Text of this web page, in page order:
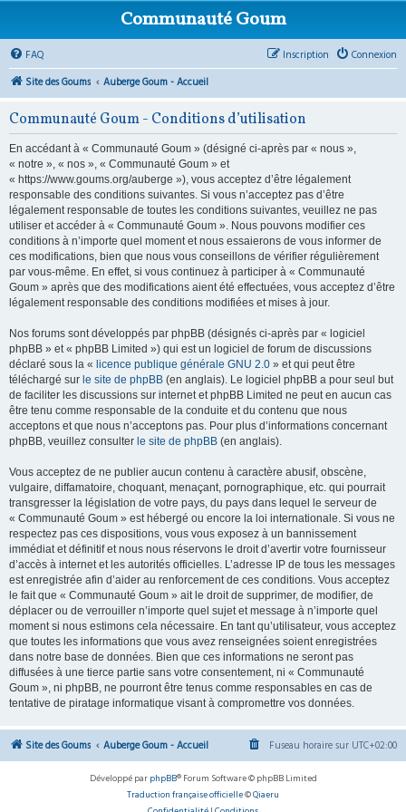
Communauté Goum
FAQ Connexion
Inscription
Site des Goums
Auberge Goum - Accueil
Communauté Goum - Conditions d’utilisation
En accédant à « Communauté Goum » (désigné ci-après par « nous »,
« notre », « nos », « Communauté Goum » et
« https://www.goums.org/auberge »), vous acceptez d’être légalement
responsable des conditions suivantes. Si vous n’acceptez pas d’être
légalement responsable de toutes les conditions suivantes, veuillez ne pas
utiliser et accéder à « Communauté Goum ». Nous pouvons modifier ces
conditions à n’importe quel moment et nous essaierons de vous informer de
ces modifications, bien que nous vous conseillons de vérifier régulièrement
par vous-même. En effet, si vous continuez à participer à « Communauté
Goum » après que des modifications aient été effectuées, vous acceptez d’être
légalement responsable des conditions modifiées et mises à jour.
Nos forums sont développés par phpBB (désignés ci-après par « logiciel
phpBB » et « phpBB Limited ») qui est un logiciel de forum de discussions
déclaré sous la « licence publique générale GNU 2.0 » et qui peut être
téléchargé sur le site de phpBB (en anglais). Le logiciel phpBB a pour seul but
de faciliter les discussions sur internet et phpBB Limited ne peut en aucun cas
être tenu comme responsable de la conduite et du contenu que nous
acceptons et que nous n’acceptons pas. Pour plus d’informations concernant
phpBB, veuillez consulter le site de phpBB (en anglais).
Vous acceptez de ne publier aucun contenu à caractère abusif, obscène,
vulgaire, diffamatoire, choquant, menaçant, pornographique, etc. qui pourrait
transgresser la législation de votre pays, du pays dans lequel le serveur de
« Communauté Goum » est hébergé ou encore la loi internationale. Si vous ne
respectez pas ces dispositions, vous vous exposez à un bannissement
immédiat et définitif et nous nous réservons le droit d’avertir votre fournisseur
d’accès à internet et les autorités officielles. L’adresse IP de tous les messages
est enregistrée afin d’aider au renforcement de ces conditions. Vous acceptez
le fait que « Communauté Goum » ait le droit de supprimer, de modifier, de
déplacer ou de verrouiller n’importe quel sujet et message à n’importe quel
moment si nous estimons cela nécessaire. En tant qu’utilisateur, vous acceptez
que toutes les informations que vous avez renseignées soient enregistrées
dans notre base de données. Bien que ces informations ne seront pas
diffusées à une tierce partie sans votre consentement, ni « Communauté
Goum », ni phpBB, ne pourront être tenus comme responsables en cas de
tentative de piratage informatique visant à compromettre vos données.
Site des Goums Auberge Goum - Accueil Fuseau horaire sur UTC+02:00
Développé par phpBB® Forum Software © phpBB Limited
Traduction française officielle©Qiaeru